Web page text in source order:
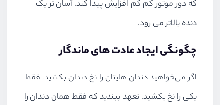
که دور موتور کم کم افزایش پیدا کند، آسان تر یک
دنده بالاتر می رود.
چگونگی ایجاد عادت های ماندگار
اگر می‌خواهید دندان هایتان را نخ دندان بکشید، فقط
یکی را نخ بکشید. تعهد ببندید که فقط همان دندان را